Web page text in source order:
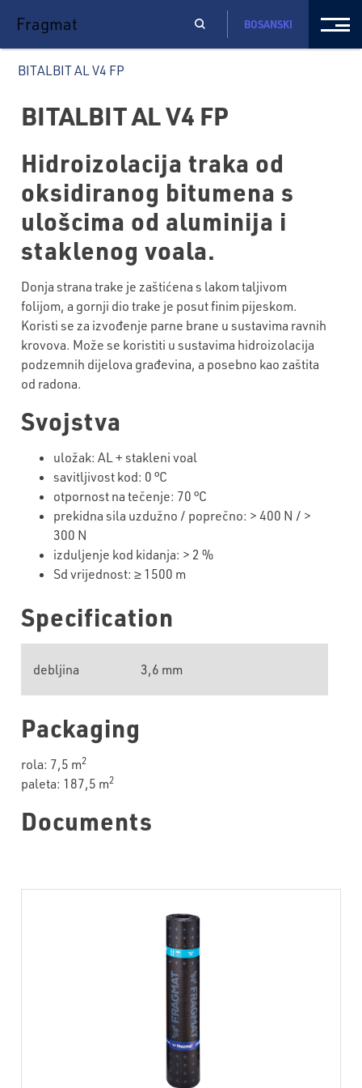
Fragmat BOSANSKI
BITALBIT AL V4 FP
BITALBIT AL V4 FP
Hidroizolacija traka od
oksidiranog bitumena s
ulošcima od aluminija i
staklenog voala.
Donja strana trake je zaštićena s lakom taljivom
folijom, a gornji dio trake je posut finim pijeskom.
Koristi se za izvođenje parne brane u sustavima ravnih
krovova. Može se koristiti u sustavima hidroizolacija
podzemnih dijelova građevina, a posebno kao zaštita
od radona.
Svojstva
uložak: AL + stakleni voal
savitljivost kod: 0 °C
otpornost na tečenje: 70 °C
prekidna sila uzdužno / poprečno: > 400 N / >
300 N
izduljenje kod kidanja: > 2 %
Sd vrijednost: ≥ 1500 m
Specification
debljina 3,6 mm
Packaging
rola: 7,5 m2
paleta: 187,5 m2
Documents